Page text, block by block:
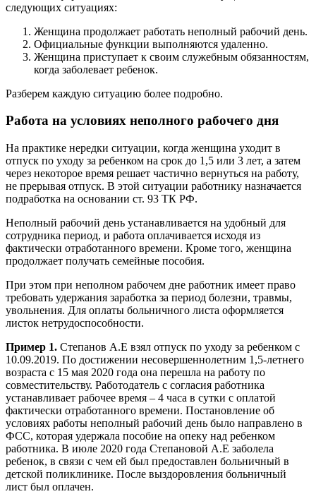
следующих ситуациях:
Женщина продолжает работать неполный рабочий день.
Официальные функции выполняются удаленно.
Женщина приступает к своим служебным обязанностям,
когда заболевает ребенок.
Разберем каждую ситуацию более подробно.
Работа на условиях неполного рабочего дня
На практике нередки ситуации, когда женщина уходит в
отпуск по уходу за ребенком на срок до 1,5 или 3 лет, а затем
через некоторое время решает частично вернуться на работу,
не прерывая отпуск. В этой ситуации работнику назначается
подработка на основании ст. 93 ТК РФ.
Неполный рабочий день устанавливается на удобный для
сотрудника период, и работа оплачивается исходя из
фактически отработанного времени. Кроме того, женщина
продолжает получать семейные пособия.
При этом при неполном рабочем дне работник имеет право
требовать удержания заработка за период болезни, травмы,
увольнения. Для оплаты больничного листа оформляется
листок нетрудоспособности.
Пример 1. Степанов А.Е взял отпуск по уходу за ребенком с
10.09.2019. По достижении несовершеннолетним 1,5-летнего
возраста с 15 мая 2020 года она перешла на работу по
совместительству. Работодатель с согласия работника
устанавливает рабочее время – 4 часа в сутки с оплатой
фактически отработанного времени. Постановление об
условиях работы неполный рабочий день было направлено в
ФСС, которая удержала пособие на опеку над ребенком
работника. В июле 2020 года Степановой А.Е заболела
ребенок, в связи с чем ей был предоставлен больничный в
детской поликлинике. После выздоровления больничный
лист был оплачен.